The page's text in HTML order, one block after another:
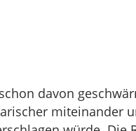
davon
miteinander